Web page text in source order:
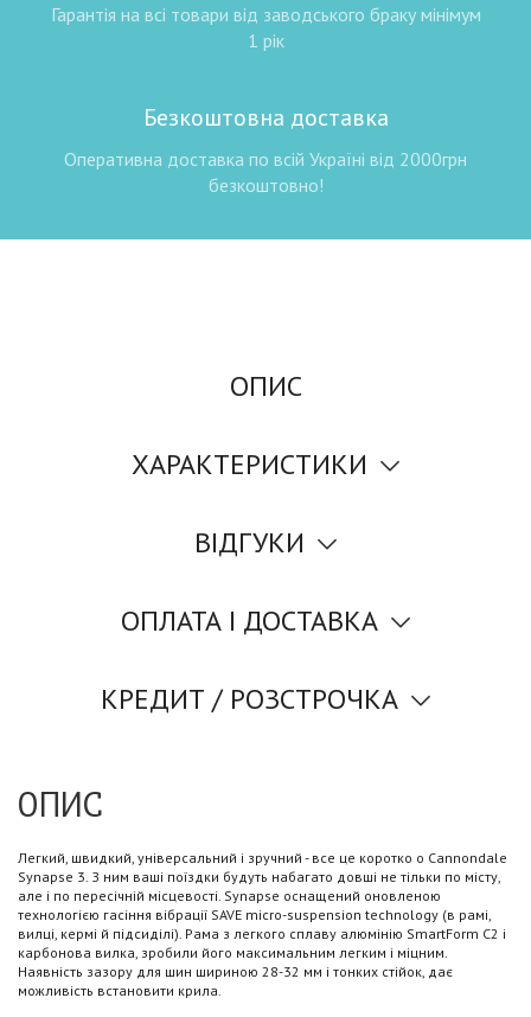
Гарантія на всі товари від заводського браку мінімум
1 рік
Безкоштовна доставка
Оперативна доставка по всій Україні від 2000грн
безкоштовно!
ОПИС
ХАРАКТЕРИСТИКИ
ВІДГУКИ
ОПЛАТА І ДОСТАВКА
КРЕДИТ / РОЗСТРОЧКА
ОПИС
Легкий, швидкий, універсальний і зручний - все це коротко о Cannondale
Synapse 3. З ним ваші поїздки будуть набагато довші не тільки по місту,
але і по пересічній місцевості. Synapse оснащений оновленою
технологією гасіння вібрації SAVE micro-suspension technology (в рамі,
вилці, кермі й підсиділі). Рама з легкого сплаву алюмінію SmartForm C2 і
карбонова вилка, зробили його максимальним легким і міцним.
Наявність зазору для шин шириною 28-32 мм і тонких стійок, дає
можливість встановити крила.